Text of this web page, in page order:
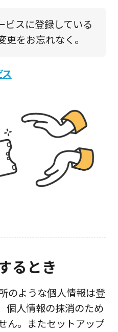
ビスに登録している
をお忘れなく。
るとき
のような個人情報は登
個人情報の抹消のため
ん。またセットアップ